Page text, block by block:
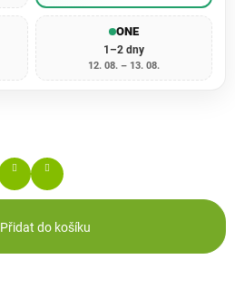
ONE
1–2 dny
12. 08. – 13. 08.
Přidat do košíku